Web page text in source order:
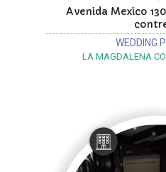
Avenida Mexico
WEDDING
LA MAGDALENA